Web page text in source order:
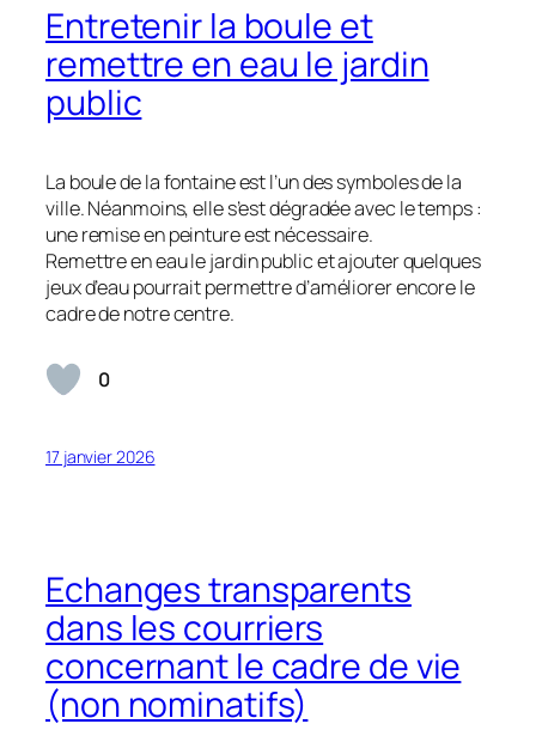
Entretenir la boule et
remettre en eau le jardin
public
La boule de la fontaine est l’un des symboles de la
ville. Néanmoins, elle s’est dégradée avec le temps :
une remise en peinture est nécessaire.
Remettre en eau le jardin public et ajouter quelques
jeux d’eau pourrait permettre d’améliorer encore le
cadre de notre centre.
0
17 janvier 2026
Echanges transparents
dans les courriers
concernant le cadre de vie
(non nominatifs)